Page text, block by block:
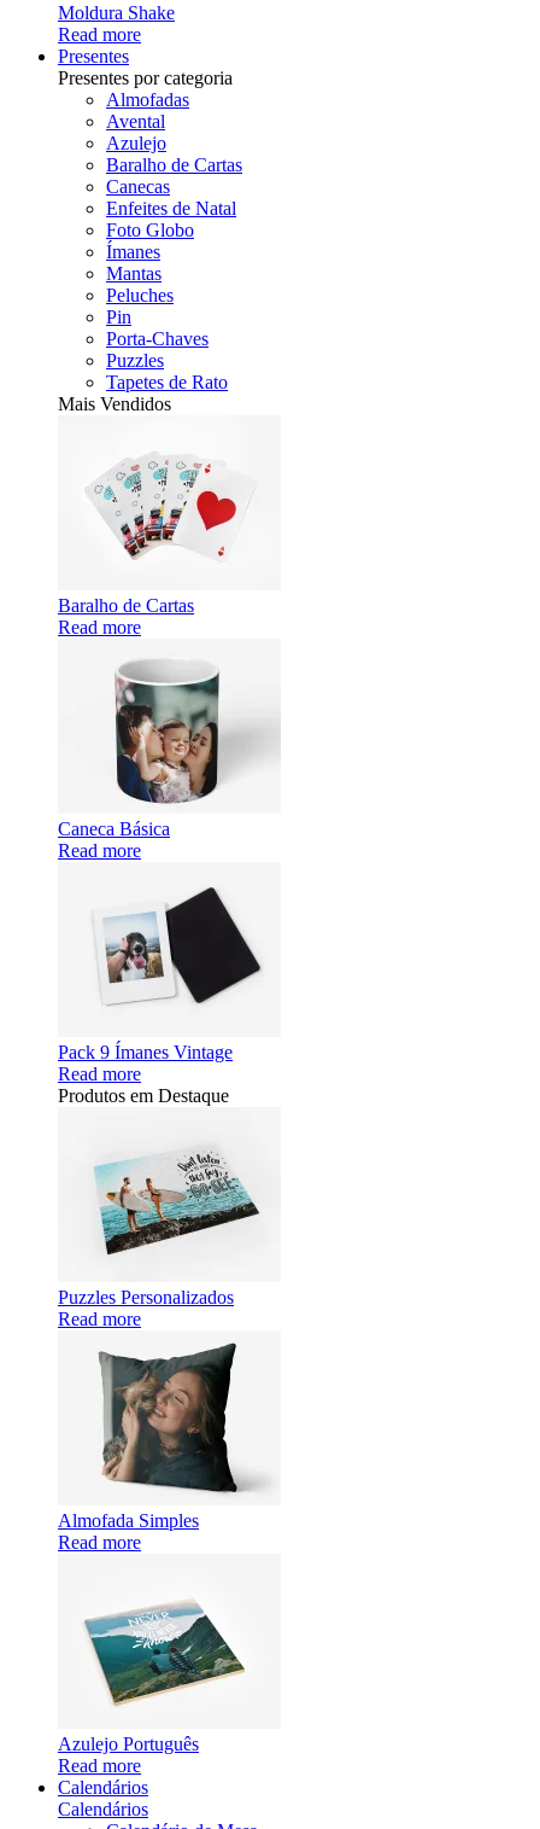
Moldura Shake
Read more
Presentes
Presentes por categoria
Almofadas
Avental
Azulejo
Baralho de Cartas
Canecas
Enfeites de Natal
Foto Globo
Ímanes
Mantas
Peluches
Pin
Porta-Chaves
Puzzles
Tapetes de Rato
Mais Vendidos
Baralho de Cartas
Read more
Caneca Básica
Read more
Pack 9 Ímanes Vintage
Read more
Produtos em Destaque
Puzzles Personalizados
Read more
Almofada Simples
Read more
Azulejo Português
Read more
Calendários
Calendários